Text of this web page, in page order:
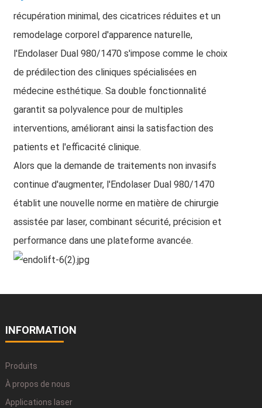
récupération minimal, des cicatrices réduites et un
remodelage corporel d'apparence naturelle,
l'Endolaser Dual 980/1470 s'impose comme le choix
de prédilection des cliniques spécialisées en
médecine esthétique. Sa double fonctionnalité
garantit sa polyvalence pour de multiples
interventions, améliorant ainsi la satisfaction des
patients et l'efficacité clinique.
Alors que la demande de traitements non invasifs
continue d'augmenter, l'Endolaser Dual 980/1470
établit une nouvelle norme en matière de chirurgie
assistée par laser, combinant sécurité, précision et
performance dans une plateforme avancée.
INFORMATION
Produits
À propos de nous
Applications laser